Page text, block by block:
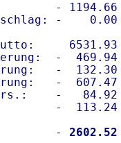
- 1194.66
-    0.00
6531.93
-
-  132.30
-  607.47
-   84.92
-  113.24
-